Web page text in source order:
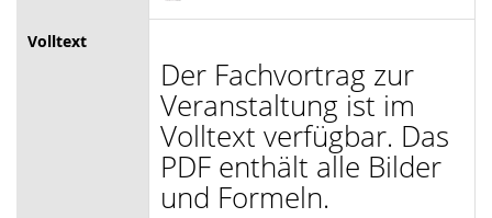
Volltext
Der Fachvortrag zur
Veranstaltung ist im
Volltext verfügbar. Das
PDF enthält alle Bilder
und Formeln.